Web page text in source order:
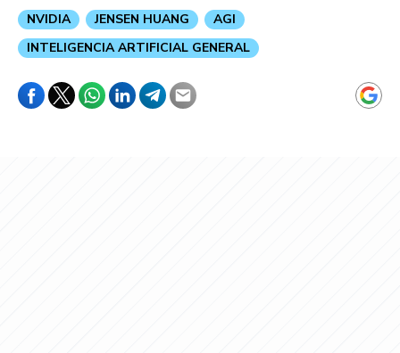
NVIDIA JENSEN HUANG
AGI
INTELIGENCIA ARTIFICIAL GENERAL